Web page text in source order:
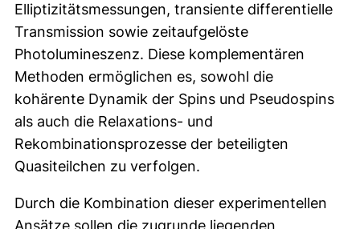
Elliptizitätsmessungen, transiente differentielle
Transmission sowie zeitaufgelöste
Photolumineszenz. Diese komplementären
Methoden ermöglichen es, sowohl die
kohärente Dynamik der Spins und Pseudospins
als auch die Relaxations- und
Rekombinationsprozesse der beteiligten
Quasiteilchen zu verfolgen.
Durch die Kombination dieser experimentellen
Ansätze sollen die zugrunde liegenden